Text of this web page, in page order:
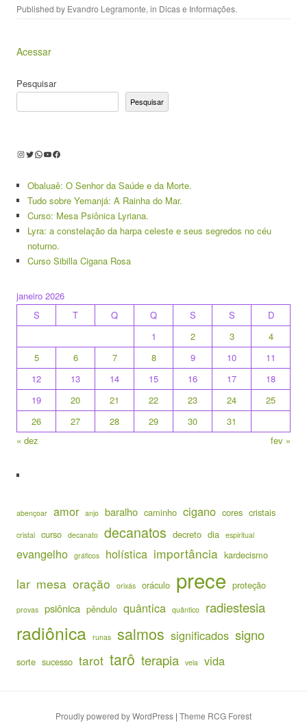
Published by Evandro Legramonte, in Dicas e Informações.
Acessar
Pesquisar
Pesquisar
Instagram
Twitter
WhatsApp
Youtube
Facebook
Obaluaê: O Senhor da Saúde e da Morte.
Tudo sobre Yemanjá: A Rainha do Mar.
Curso: Mesa Psiônica Lyriana.
Lyra: a constelação da harpa celeste e seus segredos no céu
noturno.
Curso Sibilla Cigana Rosa
janeiro 2026
S
T Q Q S S
D
1
2 3
4
5
6 7 8 9 10
11
12
13 14 15 16 17
18
19
20 21 22 23 24
25
26
27 28 29 30
31
« dez
fev »
abençoar amor anjo baralho caminho cigano cores cristais
cristal curso decanato decanatos decreto dia espiritual
evangelho gráficos holística importância kardecismo
lar mesa oração orixás oráculo prece proteção
provas psiônica pêndulo quântica quântico radiestesia
radiônica runas salmos significados signo
sorte sucesso tarot tarô terapia vela vida
Proudly powered by WordPress | Theme RCG Forest